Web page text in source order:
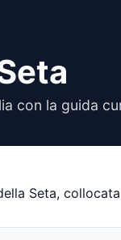
con la guida
Seta,